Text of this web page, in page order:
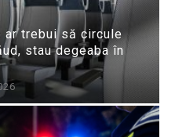
ar trebui să circule
stau degeaba în